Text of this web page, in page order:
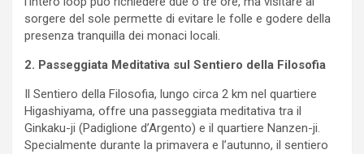
sorgere del sole permette di evitare le folle e godere della
presenza tranquilla dei monaci locali.
2. Passeggiata Meditativa sul Sentiero della Filosofia
Il Sentiero della Filosofia, lungo circa 2 km nel quartiere
Higashiyama, offre una passeggiata meditativa tra il
Ginkaku-ji (Padiglione d’Argento) e il quartiere Nanzen-ji.
Specialmente durante la primavera e l’autunno, il sentiero